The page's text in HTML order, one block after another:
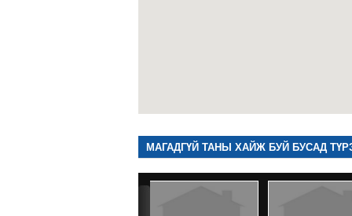
МАГАДГҮЙ ТАНЫ ХАЙЖ БУЙ БУСАД